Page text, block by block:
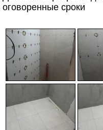
оговоренные сроки